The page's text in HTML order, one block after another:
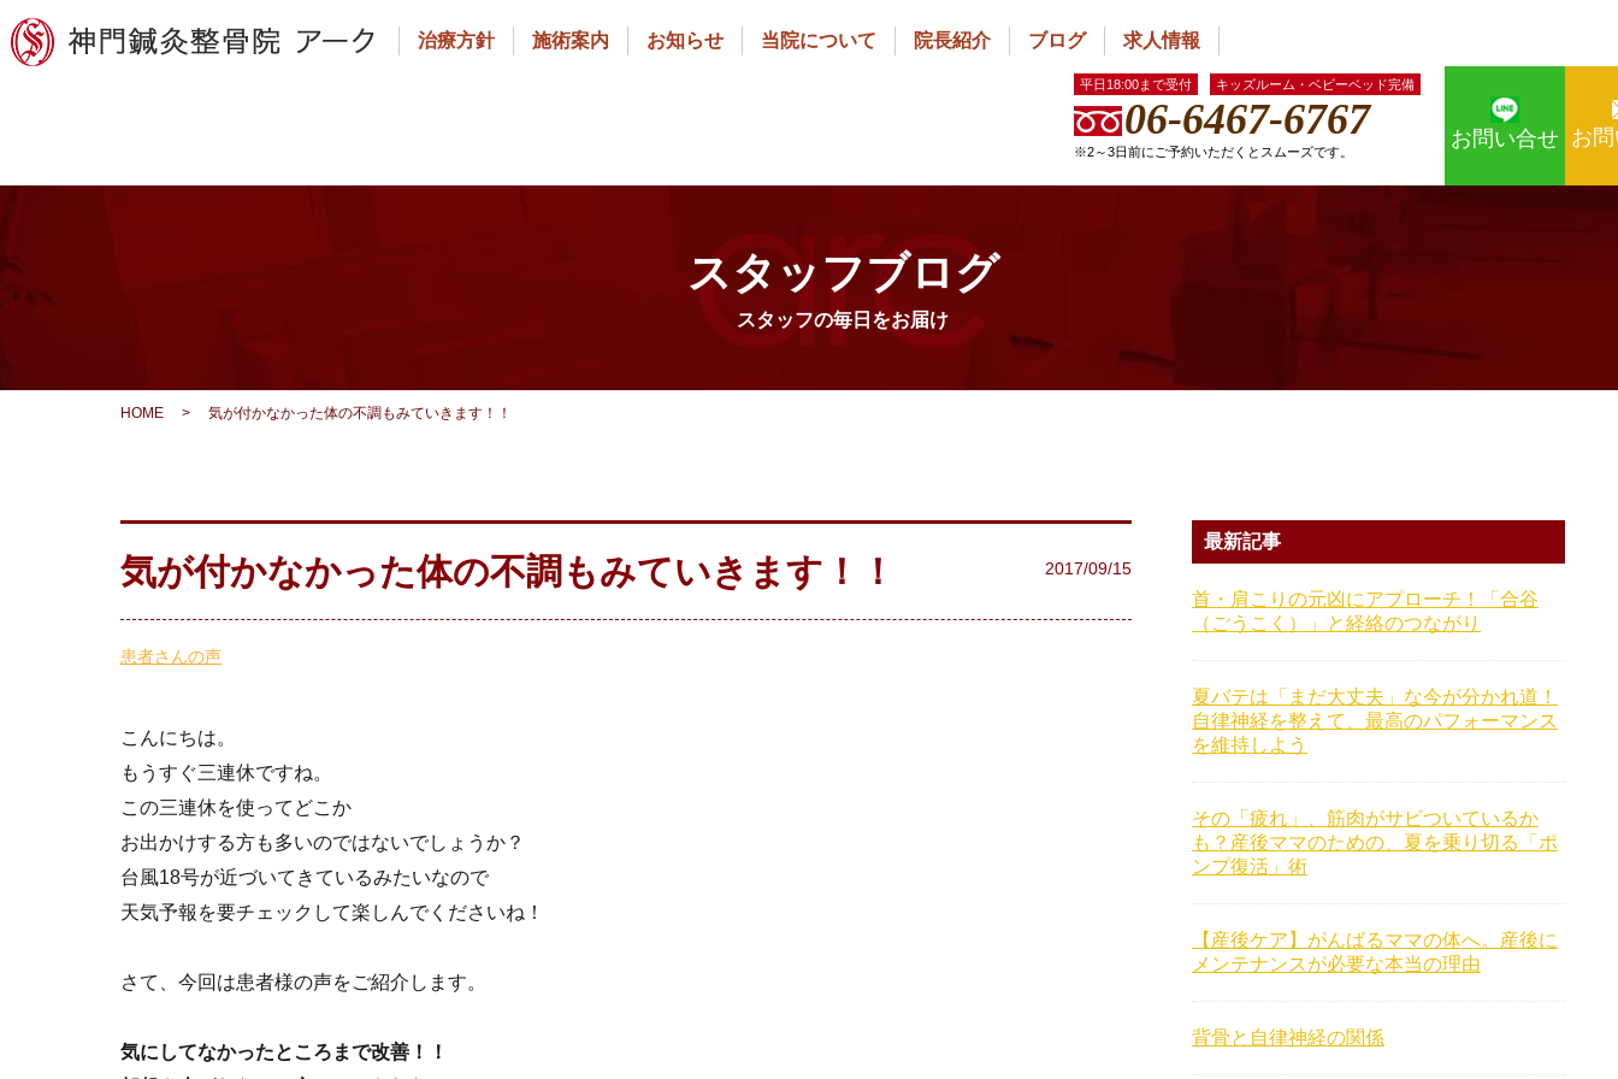
治療方針 施術案内 お知らせ 当院について 院長紹介 ブログ 求人情報
お
お問い合せ
平日18:00まで受付 キッズルーム・ベビーベッド完備
06-6467-6767
※2～3日前にご予約いただくとスムーズです。
スタッフブログ
スタッフの毎日をお届け
HOME > 気が付かなかった体の不調もみていきます！！
気が付かなかった体の不調もみていきます！！ 2017/09/15
患者さんの声
こんにちは。
もうすぐ三連休ですね。
この三連休を使ってどこか
お出かけする方も多いのではないでしょうか？
台風18号が近づいてきているみたいなので
天気予報を要チェックして楽しんでくださいね！
さて、今回は患者様の声をご紹介します。
気にしてなかったところまで改善！！
最新記事
首・肩こりの元凶にアプローチ！「合谷
（ごうこく）」と経絡のつながり
夏バテは「まだ大丈夫」な今が分かれ道！
自律神経を整えて、最高のパフォーマンス
を維持しよう
その「疲れ」、筋肉がサビついているか
も？産後ママのための、夏を乗り切る「ポ
ンプ復活」術
【産後ケア】がんばるママの体へ。産後に
メンテナンスが必要な本当の理由
背骨と自律神経の関係